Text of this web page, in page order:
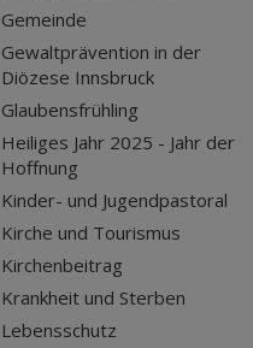
Gemeinde
Gewaltprävention in der
Diözese Innsbruck
Glaubensfrühling
Heiliges Jahr 2025 - Jahr der
Hoffnung
Kinder- und Jugendpastoral
Kirche und Tourismus
Kirchenbeitrag
Krankheit und Sterben
Lebensschutz